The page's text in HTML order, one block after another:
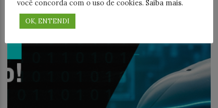
você concorda com o uso de cookies. Saiba mais.
OK, ENTENDI